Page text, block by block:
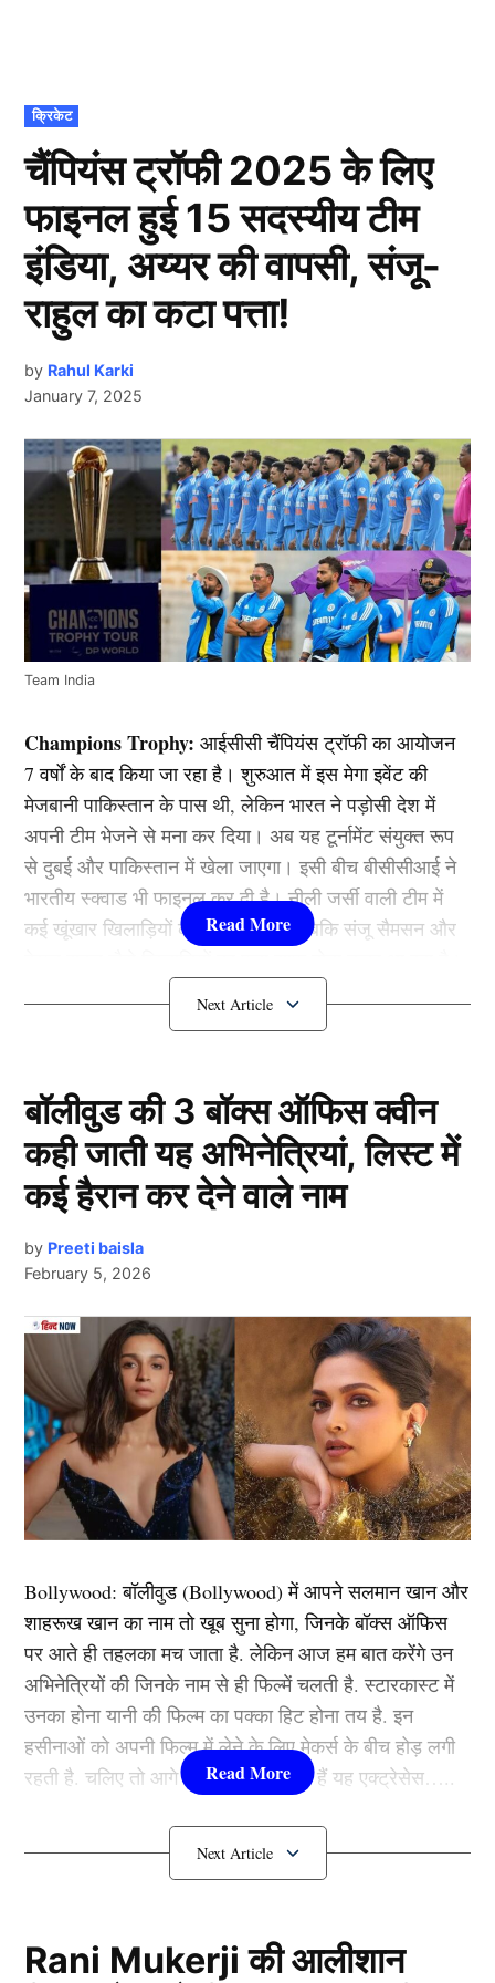
POSTED
IN
क्रिकेट
चैंपियंस ट्रॉफी 2025 के लिए
फाइनल हुई 15 सदस्यीय टीम
इंडिया, अय्यर की वापसी, संजू-
राहुल का कटा पत्ता!
by Rahul Karki
January 7, 2025
Team India
Champions Trophy: आईसीसी चैंपियंस ट्रॉफी का आयोजन
7 वर्षों के बाद किया जा रहा है। शुरुआत में इस मेगा इवेंट की
मेजबानी पाकिस्तान के पास थी, लेकिन भारत ने पड़ोसी देश में
अपनी टीम भेजने से मना कर दिया। अब यह टूर्नामेंट संयुक्त रूप
से दुबई और पाकिस्तान में खेला जाएगा। इसी बीच बीसीसीआई ने
भारतीय स्क्वाड भी फाइनल कर दी है। नीली जर्सी वाली टीम में
कई खूंखार खिलाड़ियों की वापसी हुई है, जबकि संजू सैमसन और
Champions Trophy के लिए
Team India
चैंपियंस ट्रॉफी 2025 ओडीआई प्रारूप में खेली जाने वाली है।
मगर भारत ने पिछले लम्बे समय से कोई वनडे श्रंखला नहीं खेली
है। ऐसे में चयनकर्ताओं के लिए स्क्वाड फाइनल करना काफी
जटिल होगा। हालाँकि, टी20 और टेस्ट प्रारूप से बाहर चल रहे
स्टार बल्लेबाज श्रेयस अय्यर वनडे टीम में अपनी जगह सुरक्षित
ट्रॉफी (Champions Trophy) में धमाल मचाते हुए नजर आएंगे।
श्रेयस ने विजय हजारे ट्रॉफी में दमदार प्रदर्शन दिखाते हुए अपने
फॉर्म में होने का सबूत दिया है।
यह भी पढ़ें: वेस्टइंडीज के खिलाफ 2 टेस्ट मैच के लिए 15
सदस्यीय टीम इंडिया का ऐलान! सहवाग के दोनों बेटों समेत भतीजे
को मिला डेब्यू का मौका
राहुल – संजू की हुई छुट्टी
Next Article
बॉलीवुड की 3 बॉक्स ऑफिस क्वीन
कही जाती यह अभिनेत्रियां, लिस्ट में
कई हैरान कर देने वाले नाम
by Preeti baisla
February 5, 2026
Bollywood:बॉलीवुड (Bollywood)में आपने सलमान खान और
शाहरूख खान का नाम तो खूब सुना होगा, जिनके बॉक्स ऑफिस
पर आते ही तहलका मच जाता है. लेकिन आज हम बात करेंगे उन
अभिनेत्रियों की जिनके नाम से ही फिल्में चलती है. स्टारकास्ट में
उनका होना यानी की फिल्म का पक्का हिट होना तय है. इन
हसीनाओं को अपनी फिल्म में लेने के लिए मेकर्स के बीच होड़ लगी
रहती है. चलिए तो आगे जानते हैं कौन-कौन हैं यह एक्ट्रेसेस…..
कौन हैंBollywood की यह हसीनाएं?
Padukone)
Rani Mukerji की आलीशान